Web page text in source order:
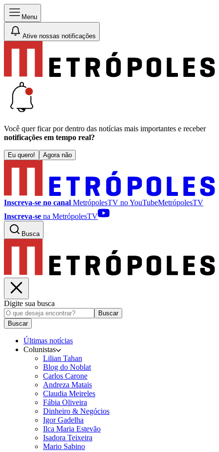
Menu
Ative nossas notificações
Você quer ficar por dentro das notícias mais importantes e receber
notificações em tempo real?
Eu quero! Agora não
Inscreva-se no canal MetrópolesTV noYouTubeMetrópolesTV
Inscreva-se na MetrópolesTV
Busca
Digite sua busca
Buscar
Buscar
Últimas notícias
Colunistas
Lilian Tahan
Blog do Noblat
Carlos Carone
Andreza Matais
Claudia Meireles
Fábia Oliveira
Dinheiro & Negócios
Igor Gadelha
Ilca Maria Estevão
Isadora Teixeira
Mario Sabino